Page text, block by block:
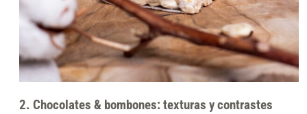
2. Chocolates & bombones: texturas y contrastes